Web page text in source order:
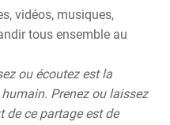
vidéos, musiques,
tous ensemble au
ou écoutez est la
Prenez ou laissez
de ce partage est de